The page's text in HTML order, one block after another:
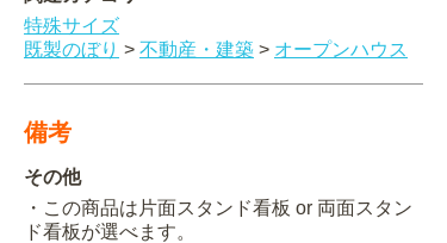
特殊サイズ
既製のぼり > 不動産・建築 > オープンハウス
備考
その他
・この商品は片面スタンド看板 or 両面スタン
ド看板が選べます。